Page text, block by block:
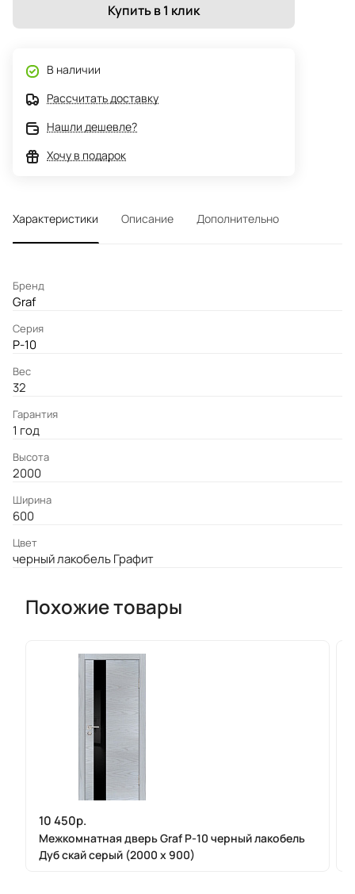
Купить в 1 клик
В наличии
Рассчитать доставку
Нашли дешевле?
Хочу в подарок
Характеристики Описание Дополнительно
Бренд
Graf
Серия
P-10
Вес
32
Гарантия
1 год
Высота
2000
Ширина
600
Цвет
черный лакобель Графит
Похожие товары
10 450р.
Межкомнатная дверь Graf P-10 черный лакобель
Дуб скай серый (2000 х 900)